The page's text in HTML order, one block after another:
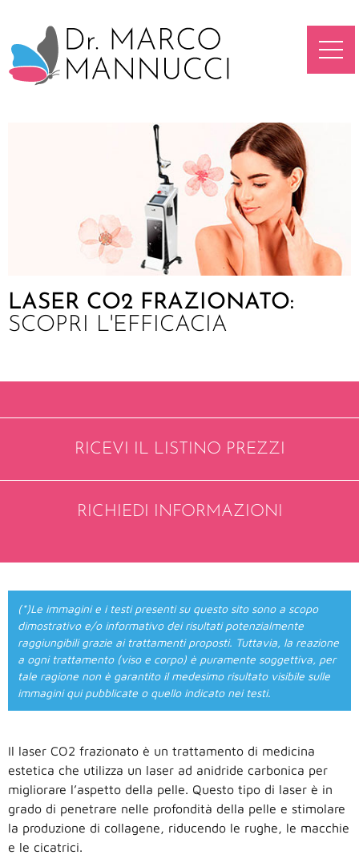
LASER CO2 FRAZIONATO:
SCOPRI L'EFFICACIA
RICEVI IL LISTINO PREZZI
RICHIEDI INFORMAZIONI
(*)Le immagini e i testi presenti su questo sito sono a scopo
dimostrativo e/o informativo dei risultati potenzialmente
raggiungibili grazie ai trattamenti proposti. Tuttavia, la reazione
a ogni trattamento (viso e corpo) è puramente soggettiva, per
tale ragione non è garantito il medesimo risultato visibile sulle
immagini qui pubblicate o quello indicato nei testi.
Il laser CO2 frazionato è un trattamento di medicina
estetica che utilizza un laser ad anidride carbonica per
migliorare l’aspetto della pelle. Questo tipo di laser è in
grado di penetrare nelle profondità della pelle e stimolare
la produzione di collagene, riducendo le rughe, le macchie
e le cicatrici.